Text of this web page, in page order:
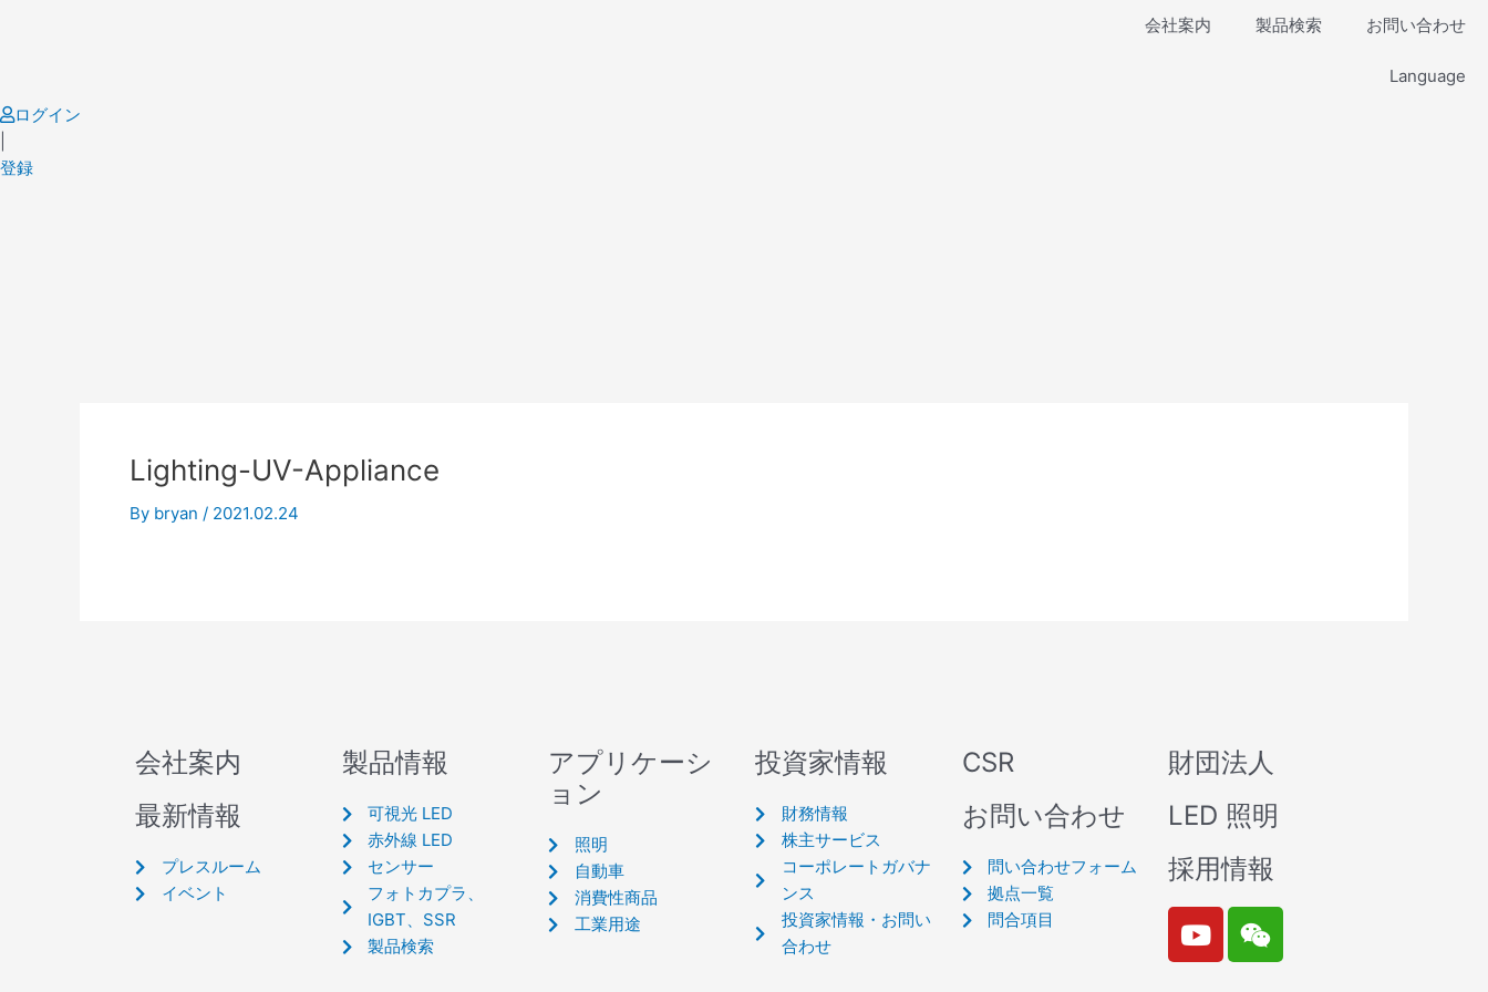
会社案内 製品検索 お問い合わせ
Language
ログイン
登録
Lighting-UV-Appliance
By bryan / 2021.02.24
会社案内
最新情報
プレスルーム
イベント
製品情報
可視光 LED
赤外線 LED
センサー
フォトカプラ、
IGBT、SSR
製品検索
アプリケーシ
ョン
照明
自動車
消費性商品
工業用途
投資家情報
財務情報
株主サービス
コーポレートガバナ
ンス
投資家情報・お問い
合わせ
CSR
お問い合わせ
問い合わせフォーム
拠点一覧
問合項目
財団法人
LED 照明
採用情報
Y
o
W
e